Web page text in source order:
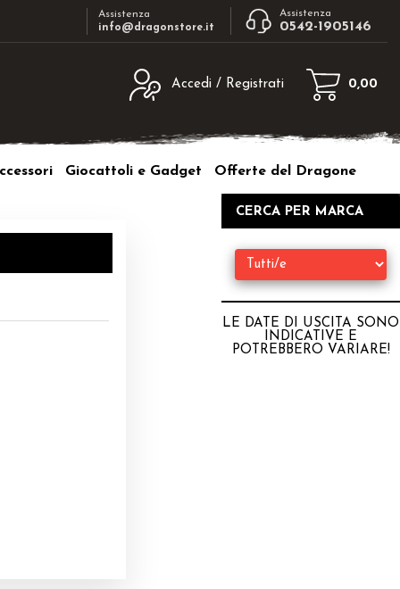
Assistenza
info@dragonstore.it
Assistenza
0542-1905146
Accedi / Registrati
inserisci il nome
e poi clicca sul
sito clicca sul pulsante "Registrati"
0,00
Giocattoli e Gadget Offerte del Dragone
CERCA PER MARCA
LE DATE DI USCITA SONO
INDICATIVE E
POTREBBERO VARIARE!